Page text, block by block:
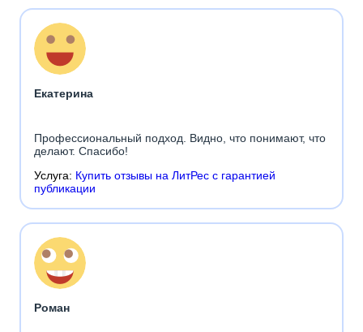
Екатерина
Профессиональный подход. Видно, что понимают, что
делают. Спасибо!
Услуга: Купить отзывы на ЛитРес с гарантией
публикации
Роман